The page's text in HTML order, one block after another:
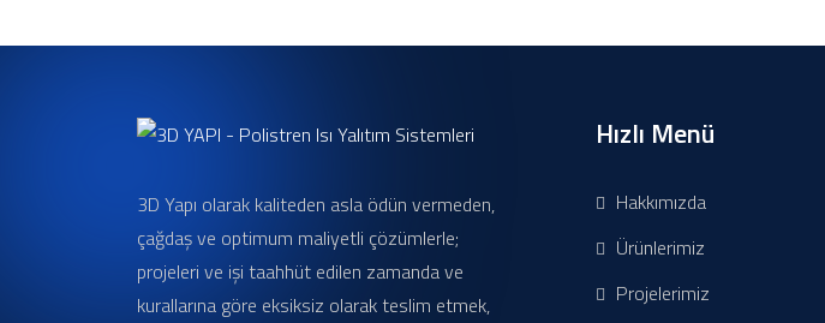
3D Yapı olarak kaliteden asla ödün vermeden,
çağdaş ve optimum maliyetli çözümlerle;
projeleri ve işi taahhüt edilen zamanda ve
kurallarına göre eksiksiz olarak teslim etmek,
Hızlı Menü
Hakkımızda
Ürünlerimiz
Projelerimiz